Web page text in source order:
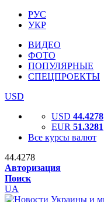
РУС
УКР
ВИДЕО
ФОТО
ПОПУЛЯРНЫЕ
СПЕЦПРОЕКТЫ
USD
USD 44.4278
EUR 51.3281
Все курсы валют
44.4278
Авторизация
Поиск
UA